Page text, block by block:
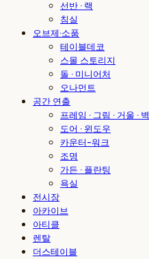
선반 · 랙
침실
오브제·소품
테이블데코
스몰 스토리지
돌 · 미니어처
오나먼트
공간 연출
프레임 · 그림 · 거울 · 벽
도어 · 윈도우
카운터-워크
조명
가든 · 플란팅
욕실
전시장
아카이브
아티클
렌탈
더스테이블